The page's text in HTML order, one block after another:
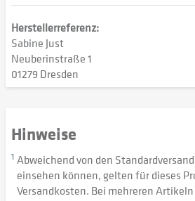
Herstellerreferenz:
Sabine Just
Neuberinstraße 1
01279 Dresden
Hinweise
1 Abweichend von den
einsehen können, gelten für dieses
Versandkosten. Bei mehreren